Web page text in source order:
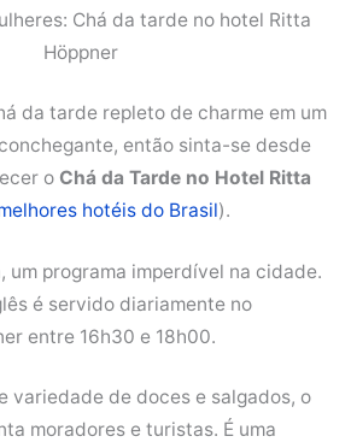
Chá da tarde no hotel Ritta
Höppner
da tarde repleto de charme em um
então sinta-se desde
o Chá da Tarde no Hotel Ritta
hotéis do Brasil).
um programa imperdível na cidade.
é servido diariamente no
entre 16h30 e 18h00.
variedade de doces e salgados, o
moradores e turistas. É uma